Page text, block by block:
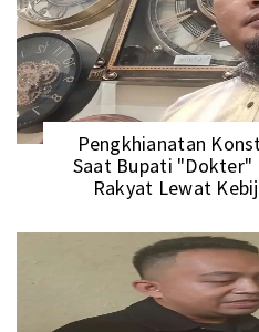
Pengkhianatan
Saat Bupati "Dokter"
Rakyat Lewat